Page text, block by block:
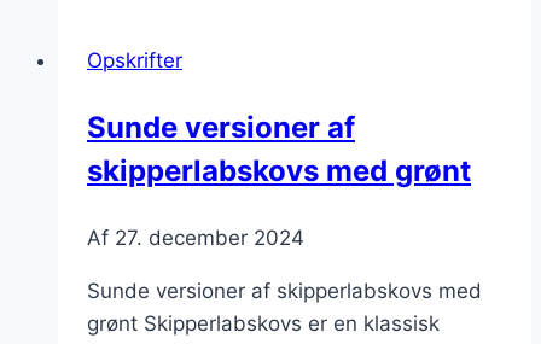
Opskrifter
Sunde versioner af
skipperlabskovs med grønt
Af 27. december 2024
Sunde versioner af skipperlabskovs med
grønt Skipperlabskovs er en klassisk